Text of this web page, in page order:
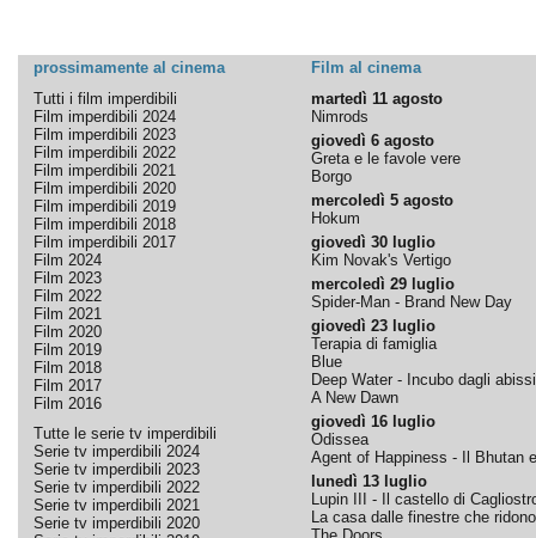
prossimamente al cinema
Film al cinema
Tutti i film imperdibili
Film imperdibili 2024
Film imperdibili 2023
Film imperdibili 2022
Film imperdibili 2021
Film imperdibili 2020
Film imperdibili 2019
Film imperdibili 2018
Film imperdibili 2017
Film 2024
Film 2023
Film 2022
Film 2021
Film 2020
Film 2019
Film 2018
Film 2017
Film 2016
Tutte le serie tv imperdibili
Serie tv imperdibili 2024
Serie tv imperdibili 2023
Serie tv imperdibili 2022
Serie tv imperdibili 2021
Serie tv imperdibili 2020
martedì 11 agosto
Nimrods
giovedì 6 agosto
Greta e le favole vere
Borgo
mercoledì 5 agosto
Hokum
giovedì 30 luglio
Kim Novak's Vertigo
mercoledì 29 luglio
Spider-Man - Brand New Day
giovedì 23 luglio
Terapia di famiglia
Blue
Deep Water - Incubo dagli abissi
A New Dawn
giovedì 16 luglio
Odissea
Agent of Happiness - Il Bhutan
lunedì 13 luglio
Lupin III - Il castello di
La casa dalle finestre che ridono